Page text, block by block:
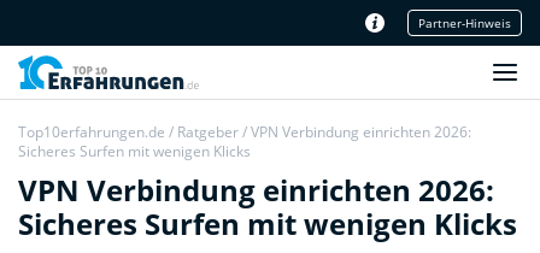
Unser Redaktionsteam
Partner-Hinweis
Top10erfahrungen.de / Ratgeber/VPN Verbindung einrichten 2026:
Sicheres Surfen mit wenigen Klicks
VPN Verbindung einrichten 2026:
Sicheres Surfen mit wenigen Klicks